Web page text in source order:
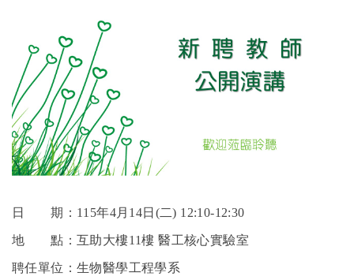
日 期：115年4月14日(二) 12:10-12:30
地 點：互助大樓11樓 醫工核心實驗室
聘任單位：生物醫學工程學系